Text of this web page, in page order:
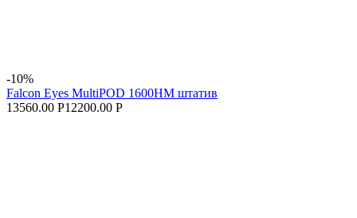
-10%
Falcon Eyes MultiPOD 1600HM штатив
13560.00 Р12200.00 Р